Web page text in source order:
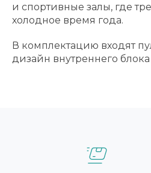
и спортивные залы, где
холодное время года.
В комплектацию входят
дизайн внутреннего